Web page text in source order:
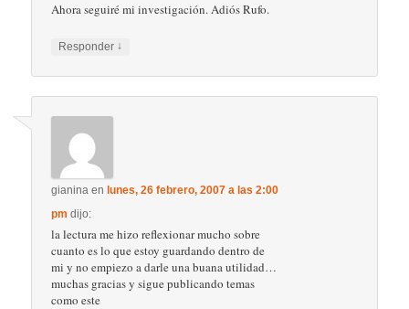
Ahora seguiré mi investigación. Adiós Rufo.
Responder ↓
gianina enlunes, 26 febrero, 2007 a las 2:00
pm dijo:
la lectura me hizo reflexionar mucho sobre
cuanto es lo que estoy guardando dentro de
mi y no empiezo a darle una buana utilidad…
muchas gracias y sigue publicando temas
como este